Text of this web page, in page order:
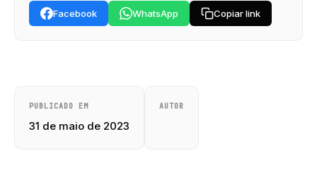
Facebook WhatsApp Copiar link
PUBLICADO EM
31 de maio de 2023
AUTOR